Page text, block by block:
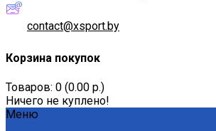
contact@xsport.by
Корзина покупок
Товаров: 0 (0.00 р.)
Ничего не куплено!
Меню